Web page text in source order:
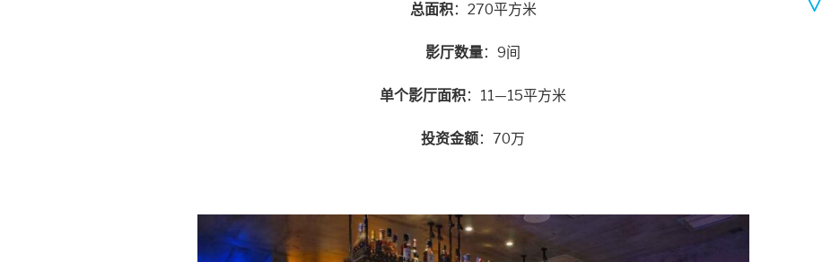
总面积：270平方米
影厅数量：9间
单个影厅面积：11—15平方米
投资金额：70万